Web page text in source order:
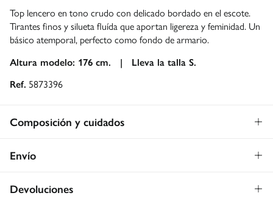
Top lencero en tono crudo con delicado bordado en el escote.
Tirantes finos y silueta fluída que aportan ligereza y feminidad. Un
básico atemporal, perfecto como fondo de armario.
Altura modelo: 176 cm. | Lleva la talla S.
Ref. 5873396
Composición y cuidados
Composición
Envío
Envío a tienda: 2-5 días. Gratis
* Toda la República Mexicana.
Devoluciones